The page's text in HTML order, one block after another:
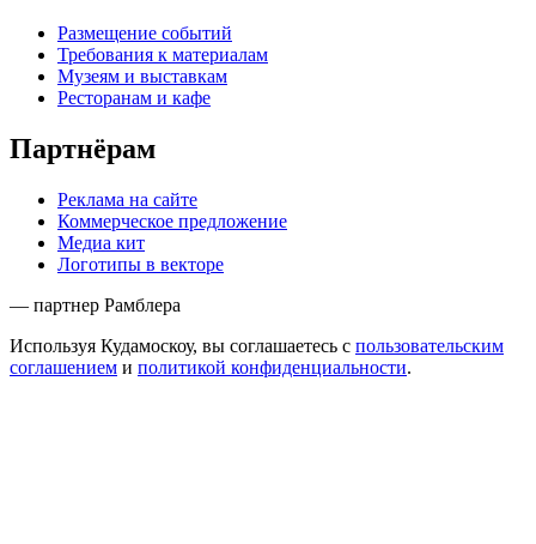
Размещение событий
Требования к материалам
Музеям и выставкам
Ресторанам и кафе
Партнёрам
Реклама на сайте
Коммерческое предложение
Медиа кит
Логотипы в векторе
— партнер Рамблера
Используя Кудамоскоу, вы соглашаетесь с пользовательским
соглашением и политикой конфиденциальности.